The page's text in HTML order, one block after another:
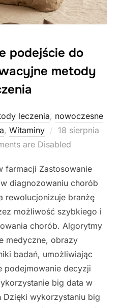
podejście do
metody
leczenia, nowoczesne
, Witaminy
Posted
on
18 sierpnia
are Disabled
farmacji Zastosowanie
diagnozowaniu chorób
rewolucjonizuje branżę
możliwość szybkiego i
chorób. Algorytmy
medyczne, obrazy
badań, umożliwiając
podejmowanie decyzji
big data w
Dzięki wykorzystaniu big